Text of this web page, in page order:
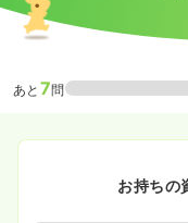
あと 7問
お持ちの